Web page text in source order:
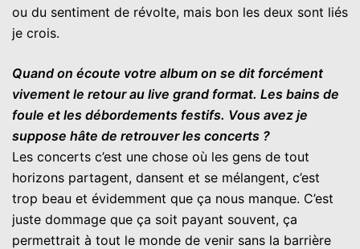
ou du sentiment de révolte, mais bon les deux sont liés
je crois.
Quand on écoute votre album on se dit forcément
vivement le retour au live grand format. Les bains de
foule et les débordements festifs. Vous avez je
suppose hâte de retrouver les concerts ?
Les concerts c’est une chose où les gens de tout
horizons partagent, dansent et se mélangent, c’est
trop beau et évidemment que ça nous manque. C’est
juste dommage que ça soit payant souvent, ça
permettrait à tout le monde de venir sans la barrière